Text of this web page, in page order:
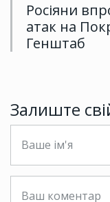
Росіяни
атак на
Генштаб
Залиште